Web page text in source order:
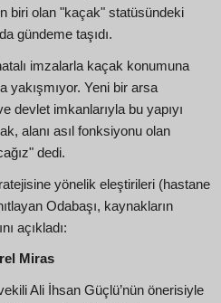
biri olan "kaçak" statüsündeki
gündeme taşıdı.
imzalarla kaçak konumuna
yakışmıyor. Yeni bir arsa
devlet imkanlarıyla bu yapıyı
alanı asıl fonksiyonu olan
dedi.
yönelik eleştirileri (hastane
Odabaşı, kaynakların
açıkladı:
Miras
Ali İhsan Güçlü’nün önerisiyle